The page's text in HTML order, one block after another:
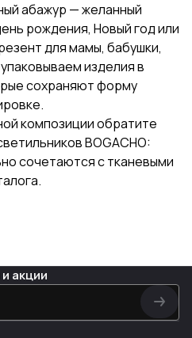
абажур — желанный
рождения, Новый год или
для мамы, бабушки,
изделия в
сохраняют форму
композиции обратите
BOGACHO:
сочетаются с тканевыми
акции